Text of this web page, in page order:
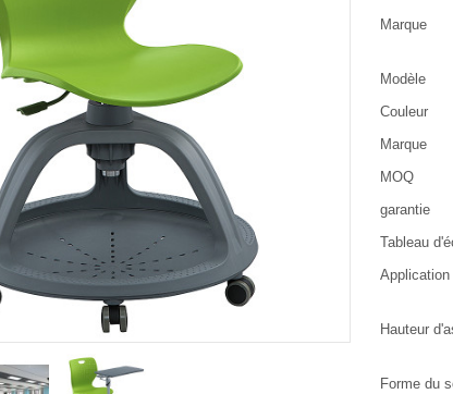
Marque
Modèle
Couleur
Marque
MOQ
garantie
Tableau
Application
Hauteur
Forme du